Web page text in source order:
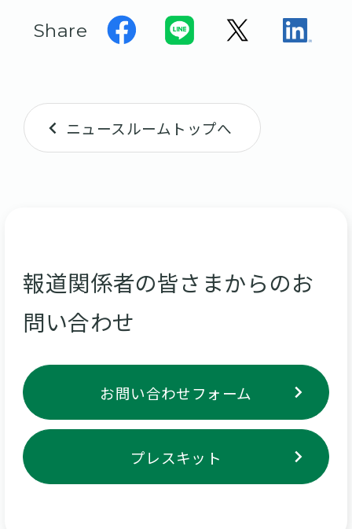
Share
ニュースルームトップへ
報道関係者の皆さまからのお
問い合わせ
お問い合わせフォーム
プレスキット